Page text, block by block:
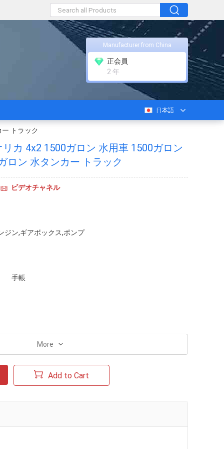
Manufacturer from China
正会員
2 年
日本語
トラック
カ 4x2 1500ガロン 水用車 1500ガロン
ロン 水タンカー トラック
ビデオチャネル
ジン,ギアボックス,ポンプ
手帳
More
Add to Cart